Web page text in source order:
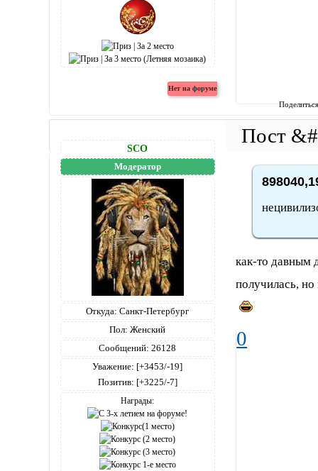
SCO
Модератор
Откуда: Санкт-Петербург
Пол: Женский
Сообщений: 26128
Уважение: [+3453/-19]
Позитив: [+3225/-7]
Награды:
как-то давным
получилась,
0